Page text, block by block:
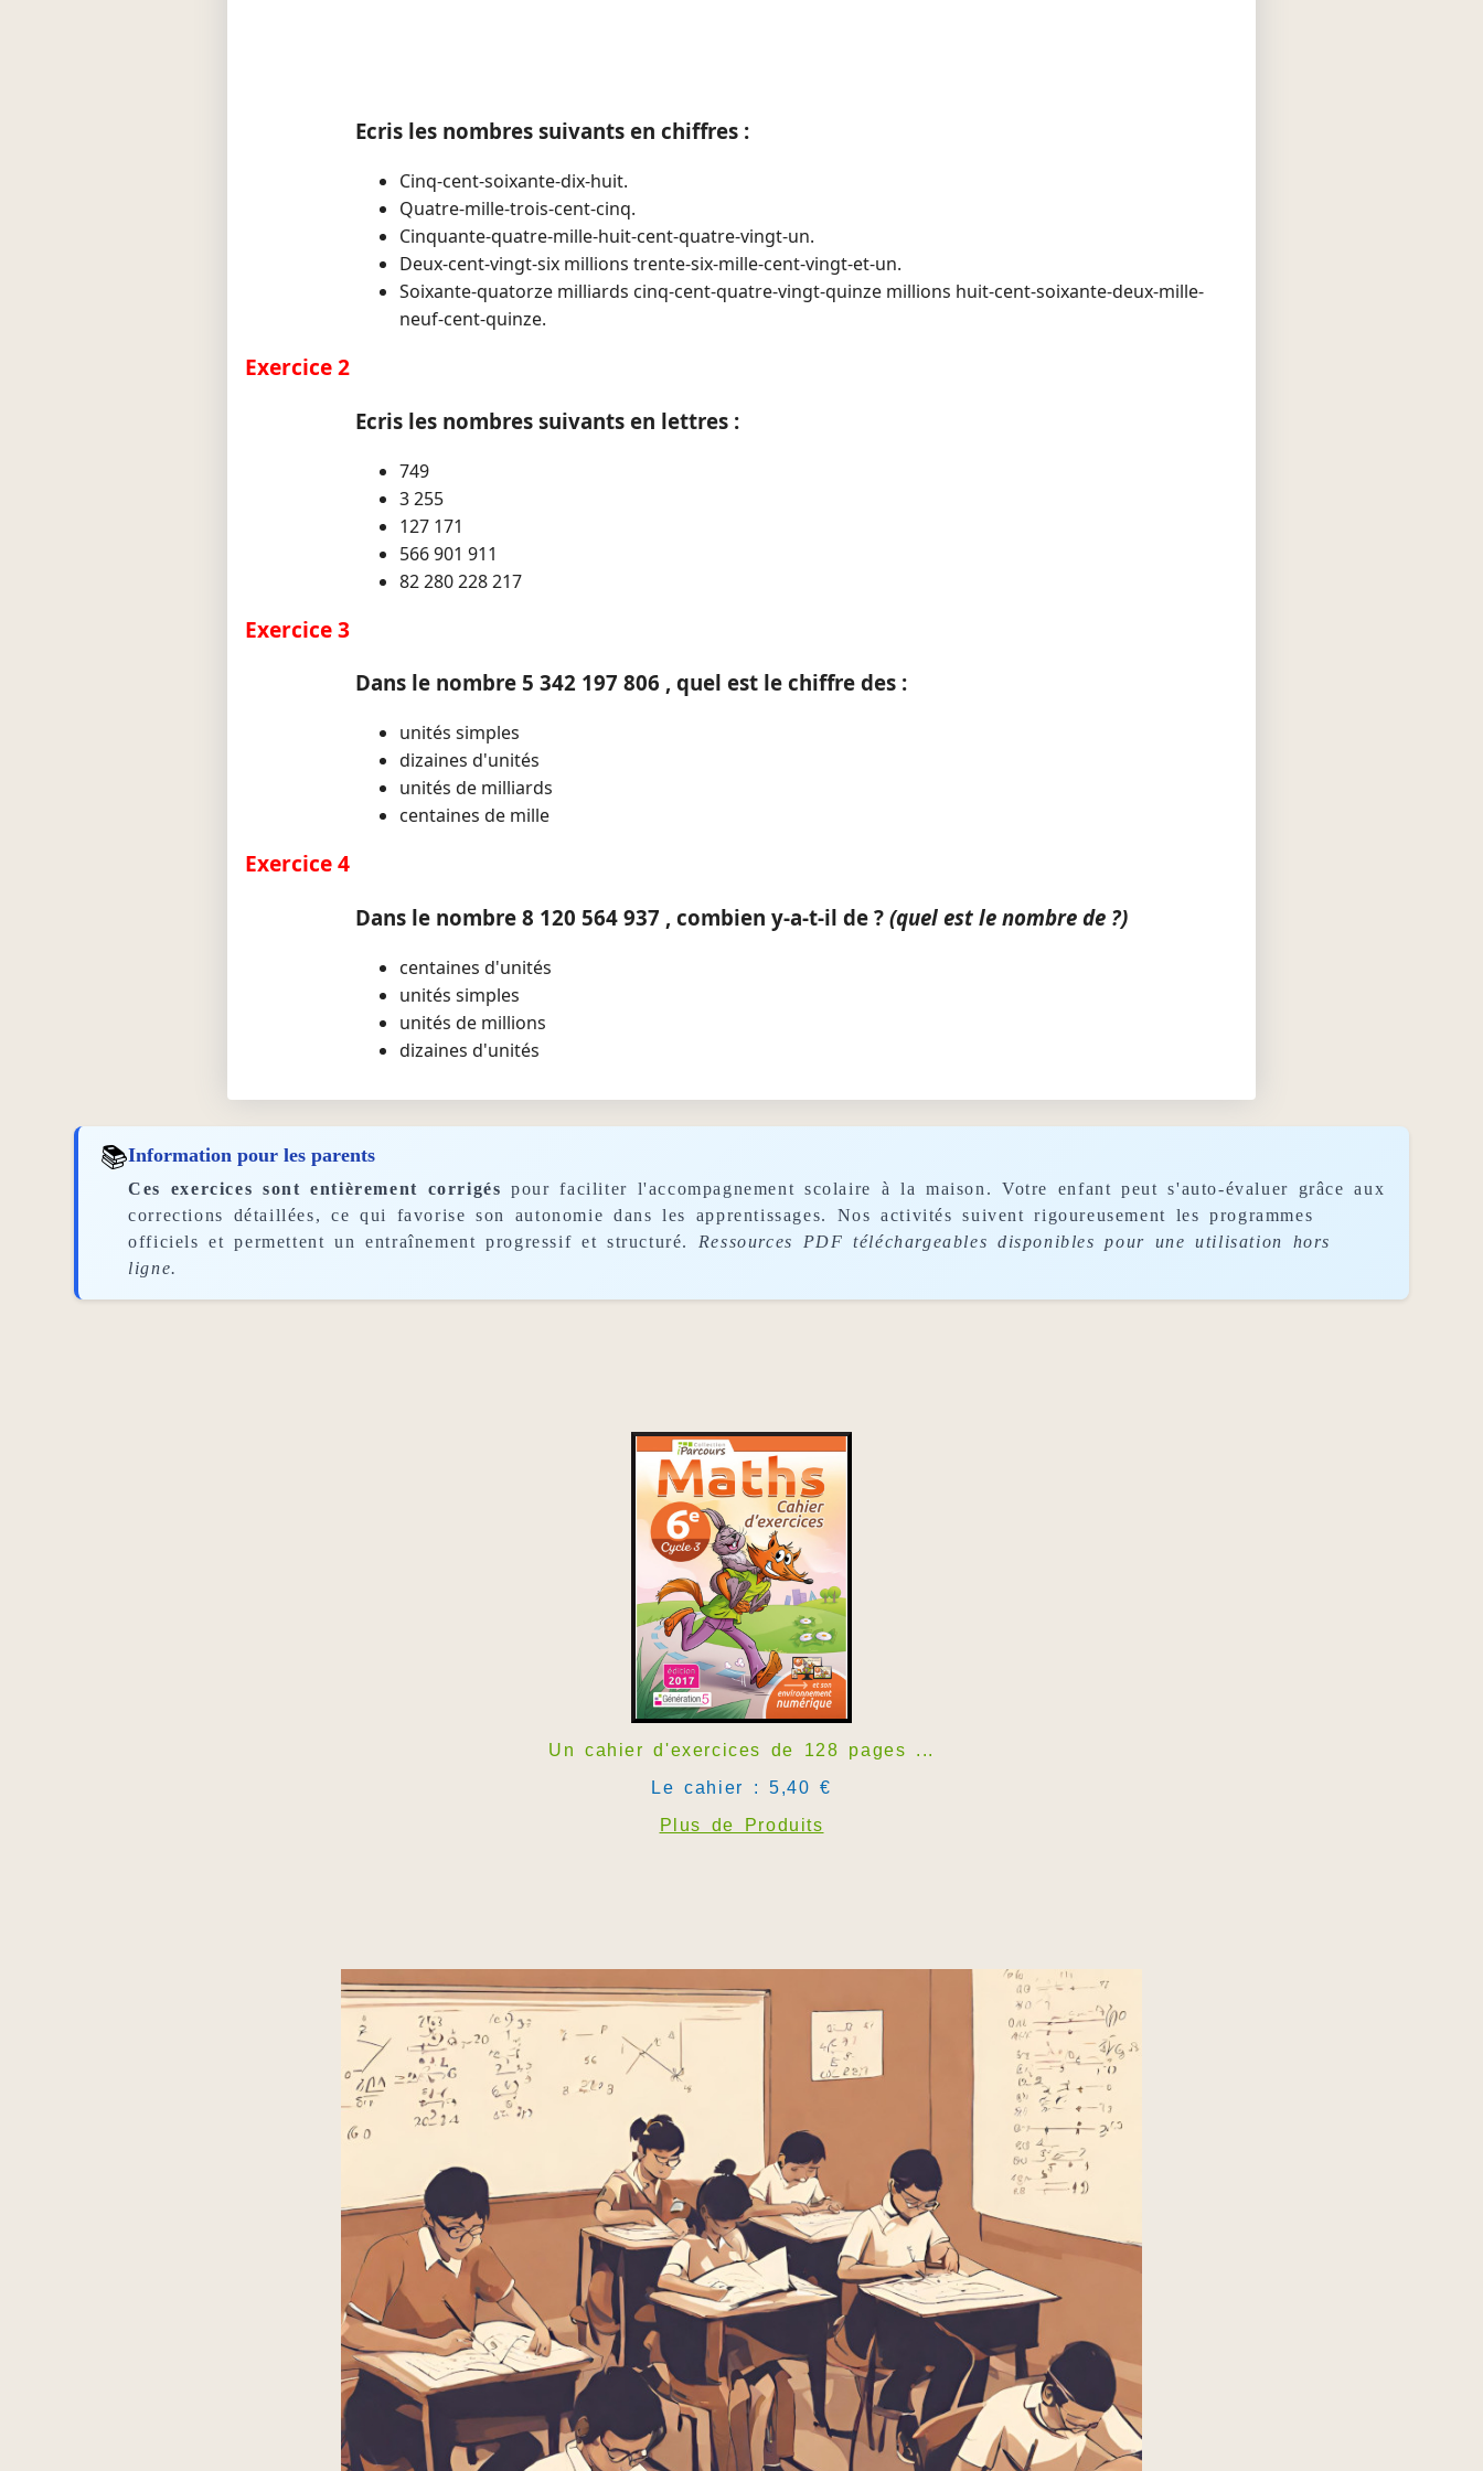
Ecris les nombres suivants en chiffres :
Cinq-cent-soixante-dix-huit.
Quatre-mille-trois-cent-cinq.
Cinquante-quatre-mille-huit-cent-quatre-vingt-un.
Deux-cent-vingt-six millions trente-six-mille-cent-vingt-et-un.
Soixante-quatorze milliards cinq-cent-quatre-vingt-quinze millions huit-cent-soixante-deux-mille-
neuf-cent-quinze.
Exercice 2
Ecris les nombres suivants en lettres :
749
3 255
127 171
566 901 911
82 280 228 217
Exercice 3
Dans le nombre 5 342 197 806 , quel est le chiffre des :
unités simples
dizaines d'unités
unités de milliards
centaines de mille
Exercice 4
Dans le nombre 8 120 564 937 , combien y-a-t-il de ? (quel est le nombre de ?)
centaines d'unités
unités simples
unités de millions
dizaines d'unités
📚Information pour les parents
Ces exercices sont entièrement corrigés pour faciliter l'accompagnement scolaire à la maison. Votre enfant peut s'auto-évaluer grâce aux
corrections détaillées, ce qui favorise son autonomie dans les apprentissages. Nos activités suivent rigoureusement les programmes
officiels et permettent un entraînement progressif et structuré. Ressources PDF téléchargeables disponibles pour une utilisation hors
ligne.
Un cahier d'exercices de 128 pages ...
Le cahier : 5,40 €
Plus de Produits